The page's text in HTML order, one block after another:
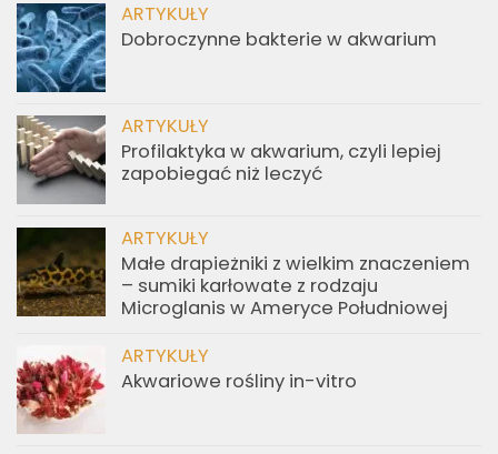
ARTYKUŁY
Dobroczynne bakterie w akwarium
ARTYKUŁY
Profilaktyka w akwarium, czyli lepiej
zapobiegać niż leczyć
ARTYKUŁY
Małe drapieżniki z wielkim znaczeniem
– sumiki karłowate z rodzaju
Microglanis w Ameryce Południowej
ARTYKUŁY
Akwariowe rośliny in-vitro